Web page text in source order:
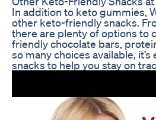
In addition to keto gummies,
other keto-friendly snacks.
there are plenty of options to
friendly chocolate bars,
so many choices available,
snacks to help you stay on